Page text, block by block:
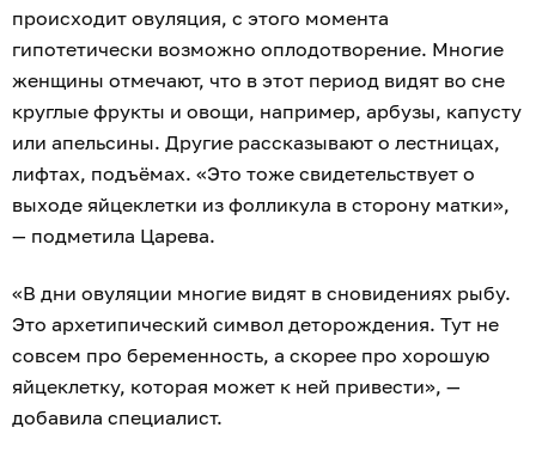
происходит овуляция, с этого момента
гипотетически возможно оплодотворение. Многие
женщины отмечают, что в этот период видят во сне
круглые фрукты и овощи, например, арбузы, капусту
или апельсины. Другие рассказывают о лестницах,
лифтах, подъёмах. «Это тоже свидетельствует о
выходе яйцеклетки из фолликула в сторону матки»,
— подметила Царева.
«В дни овуляции многие видят в сновидениях рыбу.
Это архетипический символ деторождения. Тут не
совсем про беременность, а скорее про хорошую
яйцеклетку, которая может к ней привести», —
добавила специалист.